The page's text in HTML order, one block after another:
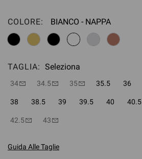
COLORE: Seleziona
BIANCO - NAPPA
TAGLIA: Seleziona
34 34.5 35 35.5 36
38 38.5 39 39.5 40 40.5
42.5 43
Guida Alle Taglie